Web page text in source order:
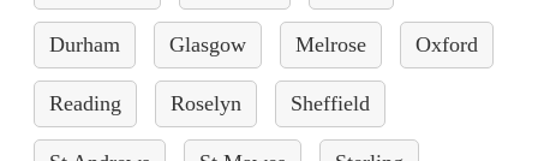
Durham Glasgow Melrose Oxford
Reading Roselyn Sheffield